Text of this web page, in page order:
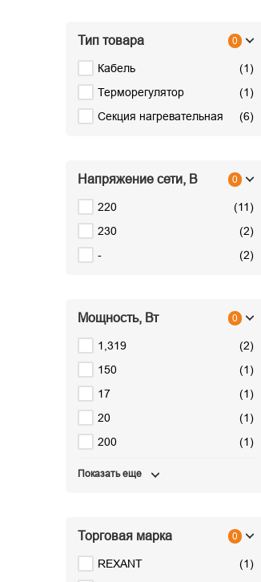
Тип товара 0
Кабель (1)
Терморегулятор
(1)
Секция нагревательная
(6)
Напряжение сети, В 0
220 (11)
230
(2)
-
(2)
Мощность, Вт 0
1,319 (2)
150
(1)
17
(1)
20
(1)
200
(1)
Показать еще
Торговая марка 0
REXANT (1)